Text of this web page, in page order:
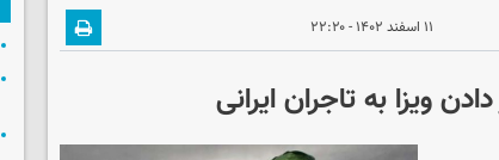
۱۱ اسفند ۱۴۰۲ - ۲۲:۲۰
ویزا به تاجران ایرانی